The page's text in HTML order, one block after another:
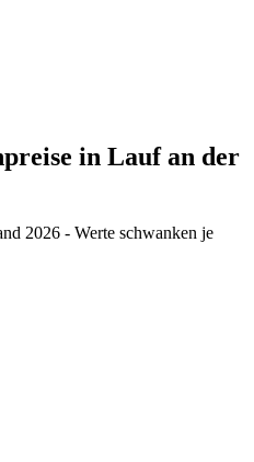
in Lauf an der
2026 - Werte schwanken je